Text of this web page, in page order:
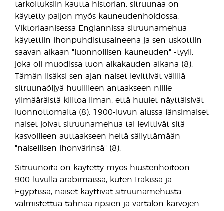
tarkoituksiin kautta historian, sitruunaa on
käytetty paljon myös kauneudenhoidossa.
Viktoriaanisessa Englannissa sitruunamehua
käytettiin ihonpuhdistusaineena ja sen uskottiin
saavan aikaan "luonnollisen kauneuden" -tyyli,
joka oli muodissa tuon aikakauden aikana (8).
Tämän lisäksi sen ajan naiset levittivät välillä
sitruunaöljyä huulilleen antaakseen niille
ylimääräistä kiiltoa ilman, että huulet näyttäisivät
luonnottomalta (8). 1900-luvun alussa länsimaiset
naiset joivat sitruunamehua tai levittivät sitä
kasvoilleen auttaakseen heitä säilyttämään
"naisellisen ihonvärinsä" (8).
Sitruunoita on käytetty myös hiustenhoitoon.
900-luvulla arabimaissa, kuten Irakissa ja
Egyptissä, naiset käyttivät sitruunamehusta
valmistettua tahnaa ripsien ja vartalon karvojen